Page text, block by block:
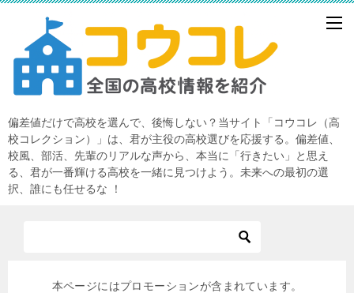
偏差値だけで高校を選んで、後悔しない？当サイト「コウコレ（高
校コレクション）」は、君が主役の高校選びを応援する。偏差値、
校風、部活、先輩のリアルな声から、本当に「行きたい」と思え
る、君が一番輝ける高校を一緒に見つけよう。未来への最初の選
択、誰にも任せるな ！
本ページにはプロモーションが含まれています。